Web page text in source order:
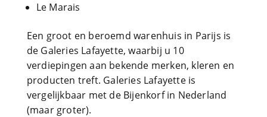
Le Marais
Een groot en beroemd warenhuis in Parijs is
de Galeries Lafayette, waarbij u 10
verdiepingen aan bekende merken, kleren en
producten treft. Galeries Lafayette is
vergelijkbaar met de Bijenkorf in Nederland
(maar groter).